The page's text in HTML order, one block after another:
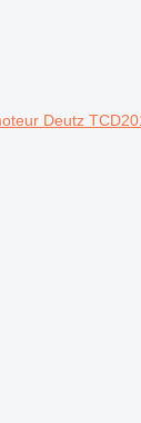
Deutz